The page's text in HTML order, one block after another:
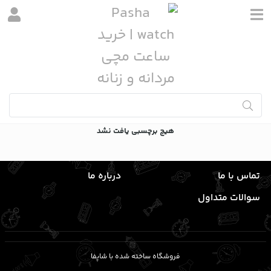
برچسب
هیچ برچسبی یافت نشد
تماس با ما
درباره ما
سوالات متداول
فروشگاه ساخته شده با شاپفا